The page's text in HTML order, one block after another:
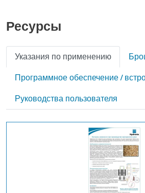
Ресурсы
Указания по применению
Программное обеспечение /
Руководства пользователя